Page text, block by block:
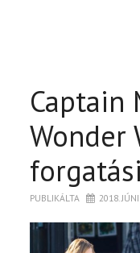
Captain
Wonder
PUBLIKÁLTA 2018.